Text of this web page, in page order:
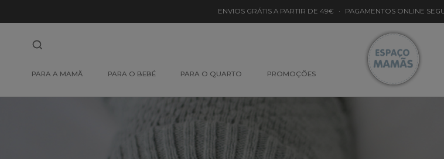
de
Produto
Sem
Produto
ENVIOS GRÁTIS A PARTIR DE 49€ · PAGAMENTOS ONLINE
PARA A MAMÃ PARA O BEBÉ PARA O QUARTO PROMOÇÕES